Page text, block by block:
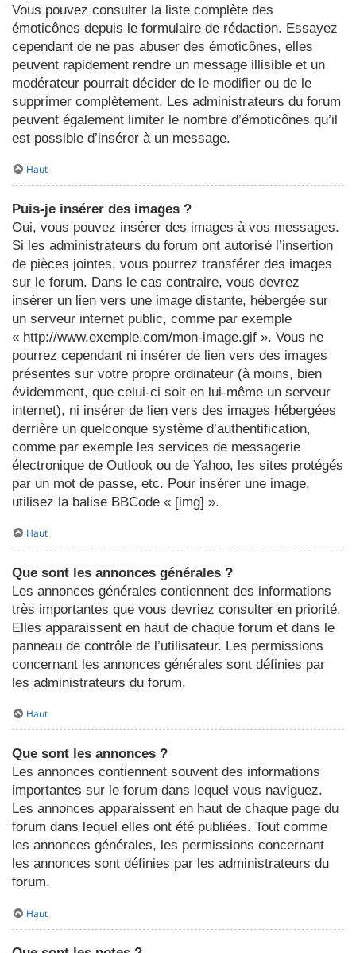
Vous pouvez consulter la liste complète des
émoticônes depuis le formulaire de rédaction. Essayez
cependant de ne pas abuser des émoticônes, elles
peuvent rapidement rendre un message illisible et un
modérateur pourrait décider de le modifier ou de le
supprimer complètement. Les administrateurs du forum
peuvent également limiter le nombre d’émoticônes qu’il
est possible d’insérer à un message.
Haut
Puis-je insérer des images ?
Oui, vous pouvez insérer des images à vos messages.
Si les administrateurs du forum ont autorisé l’insertion
de pièces jointes, vous pourrez transférer des images
sur le forum. Dans le cas contraire, vous devrez
insérer un lien vers une image distante, hébergée sur
un serveur internet public, comme par exemple
« http://www.exemple.com/mon-image.gif ». Vous ne
pourrez cependant ni insérer de lien vers des images
présentes sur votre propre ordinateur (à moins, bien
évidemment, que celui-ci soit en lui-même un serveur
internet), ni insérer de lien vers des images hébergées
derrière un quelconque système d’authentification,
comme par exemple les services de messagerie
électronique de Outlook ou de Yahoo, les sites protégés
par un mot de passe, etc. Pour insérer une image,
utilisez la balise BBCode « [img] ».
Haut
Que sont les annonces générales ?
Les annonces générales contiennent des informations
très importantes que vous devriez consulter en priorité.
Elles apparaissent en haut de chaque forum et dans le
panneau de contrôle de l’utilisateur. Les permissions
concernant les annonces générales sont définies par
les administrateurs du forum.
Haut
Que sont les annonces ?
Les annonces contiennent souvent des informations
importantes sur le forum dans lequel vous naviguez.
Les annonces apparaissent en haut de chaque page du
forum dans lequel elles ont été publiées. Tout comme
les annonces générales, les permissions concernant
les annonces sont définies par les administrateurs du
forum.
Haut